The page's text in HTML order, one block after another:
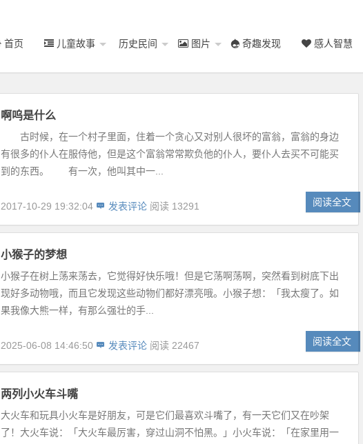
首页 儿童故事 历史民间 图片 奇趣发现 感人智慧
啊呜是什么
古时候，在一个村子里面，住着一个贪心又对别人很坏的富翁，富翁的身边
有很多的仆人在服侍他，但是这个富翁常常欺负他的仆人，要仆人去买不可能买
到的东西。 有一次，他叫其中一...
2017-10-29 19:32:04 发表评论 阅读 13291 阅读全文
小猴子的梦想
小猴子在树上荡来荡去，它觉得好快乐哦！但是它荡啊荡啊，突然看到树底下出
现好多动物哦，而且它发现这些动物们都好漂亮哦。小猴子想：「我太瘦了。如
果我像大熊一样，有那么强壮的手...
2025-06-08 14:46:50 发表评论 阅读 22467 阅读全文
两列小火车斗嘴
大火车和玩具小火车是好朋友，可是它们最喜欢斗嘴了，有一天它们又在吵架
了！大火车说：「大火车最厉害，穿过山洞不怕黑。」小火车说：「在家里用一